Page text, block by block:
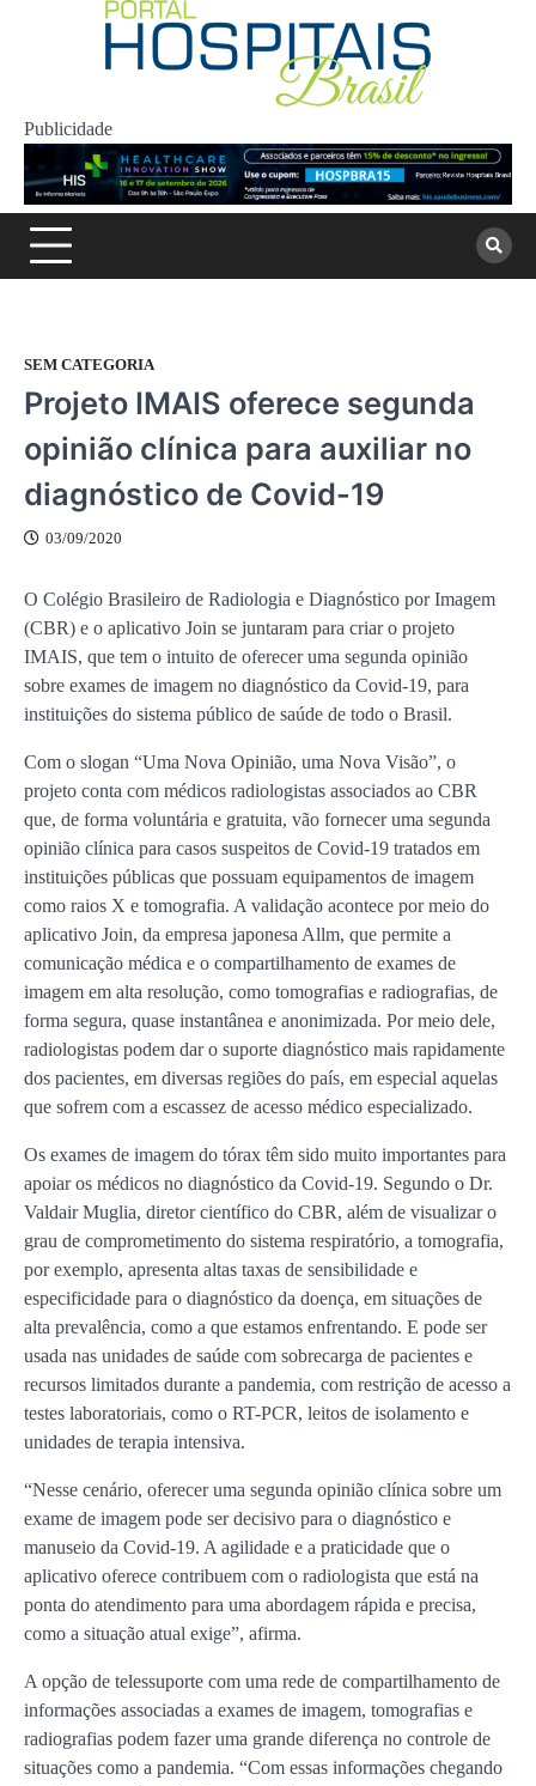
Publicidade
SEM CATEGORIA
Projeto IMAIS oferece segunda
opinião clínica para auxiliar no
diagnóstico de Covid-19
03/09/2020
O Colégio Brasileiro de Radiologia e Diagnóstico por Imagem
(CBR) e o aplicativo Join se juntaram para criar o projeto
IMAIS, que tem o intuito de oferecer uma segunda opinião
sobre exames de imagem no diagnóstico da Covid-19, para
instituições do sistema público de saúde de todo o Brasil.
Com o slogan “Uma Nova Opinião, uma Nova Visão”, o
projeto conta com médicos radiologistas associados ao CBR
que, de forma voluntária e gratuita, vão fornecer uma segunda
opinião clínica para casos suspeitos de Covid-19 tratados em
instituições públicas que possuam equipamentos de imagem
como raios X e tomografia. A validação acontece por meio do
aplicativo Join, da empresa japonesa Allm, que permite a
comunicação médica e o compartilhamento de exames de
imagem em alta resolução, como tomografias e radiografias, de
forma segura, quase instantânea e anonimizada. Por meio dele,
radiologistas podem dar o suporte diagnóstico mais rapidamente
dos pacientes, em diversas regiões do país, em especial aquelas
que sofrem com a escassez de acesso médico especializado.
Os exames de imagem do tórax têm sido muito importantes para
apoiar os médicos no diagnóstico da Covid-19. Segundo o Dr.
Valdair Muglia, diretor científico do CBR, além de visualizar o
grau de comprometimento do sistema respiratório, a tomografia,
por exemplo, apresenta altas taxas de sensibilidade e
especificidade para o diagnóstico da doença, em situações de
alta prevalência, como a que estamos enfrentando. E pode ser
usada nas unidades de saúde com sobrecarga de pacientes e
recursos limitados durante a pandemia, com restrição de acesso a
testes laboratoriais, como o RT-PCR, leitos de isolamento e
unidades de terapia intensiva.
“Nesse cenário, oferecer uma segunda opinião clínica sobre um
exame de imagem pode ser decisivo para o diagnóstico e
manuseio da Covid-19. A agilidade e a praticidade que o
aplicativo oferece contribuem com o radiologista que está na
ponta do atendimento para uma abordagem rápida e precisa,
como a situação atual exige”, afirma.
A opção de telessuporte com uma rede de compartilhamento de
informações associadas a exames de imagem, tomografias e
radiografias podem fazer uma grande diferença no controle de
situações como a pandemia. “Com essas informações chegando